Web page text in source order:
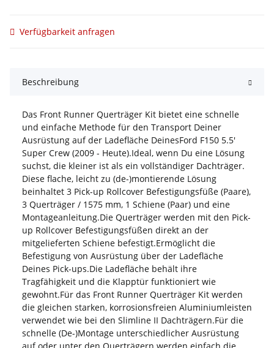
Verfügbarkeit anfragen
Beschreibung
Das Front Runner Querträger Kit bietet eine schnelle
und einfache Methode für den Transport Deiner
Ausrüstung auf der Ladefläche DeinesFord F150 5.5'
Super Crew (2009 - Heute).Ideal, wenn Du eine Lösung
suchst, die kleiner ist als ein vollständiger Dachträger.
Diese flache, leicht zu (de-)montierende Lösung
beinhaltet 3 Pick-up Rollcover Befestigungsfüße (Paare),
3 Querträger / 1575 mm, 1 Schiene (Paar) und eine
Montageanleitung.Die Querträger werden mit den Pick-
up Rollcover Befestigungsfüßen direkt an der
mitgelieferten Schiene befestigt.Ermöglicht die
Befestigung von Ausrüstung über der Ladefläche
Deines Pick-ups.Die Ladefläche behält ihre
Tragfähigkeit und die Klapptür funktioniert wie
gewohnt.Für das Front Runner Querträger Kit werden
die gleichen starken, korrosionsfreien Aluminiumleisten
verwendet wie bei den Slimline II Dachträgern.Für die
schnelle (De-)Montage unterschiedlicher Ausrüstung